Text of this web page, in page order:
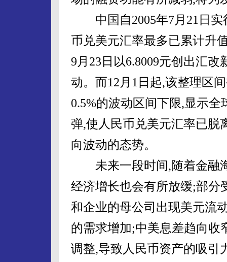
中国自2005年7月21日实
币兑美元汇率最多已累计升
9月23日以6.8009元创出汇改
动。而12月1日起,该整理区
0.5%的波动区间下限,显示
弹,使人民币兑美元汇率已脱
向波动的态势。
未来一段时间,随着金融
经济增长也会有所放缓;部分
和企业的母公司出现美元流
的需求增加;中美息差趋向收
调整,导致人民币资产的吸引